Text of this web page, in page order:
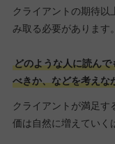
クライアントの期待以
み取る必要があります。
どのような人に読ん
べきか、などを考えな
クライアントが満足す
価は自然に増えていく